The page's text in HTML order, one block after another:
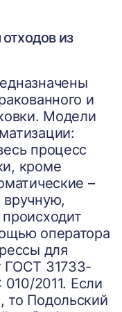
из
и
Модели
процесс
кроме
–
вручную,
оператора
для
ГОСТ 31733-
2011. Если
Подольский